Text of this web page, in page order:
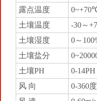
露点温度
土壤温度
-30～
土壤湿度
0～
土壤盐分
土壤PH
0-14PH
风 向
0-360度